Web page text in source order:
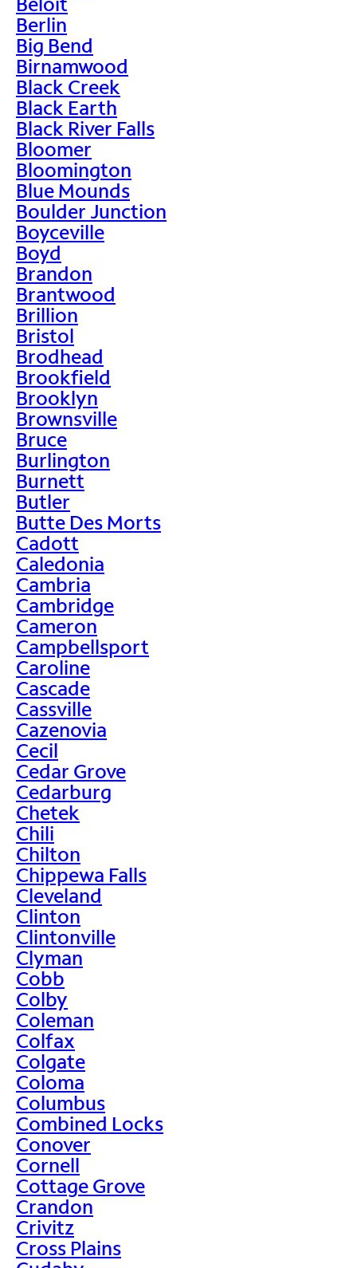
Berlin
Big Bend
Birnamwood
Black Creek
Black Earth
Black River Falls
Bloomer
Bloomington
Blue Mounds
Boulder Junction
Boyceville
Boyd
Brandon
Brantwood
Brillion
Bristol
Brodhead
Brookfield
Brooklyn
Brownsville
Bruce
Burlington
Burnett
Butler
Butte Des Morts
Cadott
Caledonia
Cambria
Cambridge
Cameron
Campbellsport
Caroline
Cascade
Cassville
Cazenovia
Cecil
Cedar Grove
Cedarburg
Chetek
Chili
Chilton
Chippewa Falls
Cleveland
Clinton
Clintonville
Clyman
Cobb
Colby
Coleman
Colfax
Colgate
Coloma
Columbus
Combined Locks
Conover
Cornell
Cottage Grove
Crandon
Crivitz
Cross Plains